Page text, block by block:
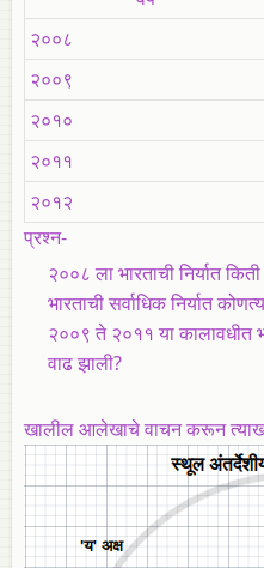
२००८
२००९
२०१०
२०११
२०१२
प्रश्न-
२००८ ला भारताची निर्यात किती
भारताची सर्वाधिक निर्यात
२००९ ते २०११ या कालावधीत
वाढ झाली?
खालील आलेखाचे वाचन करून